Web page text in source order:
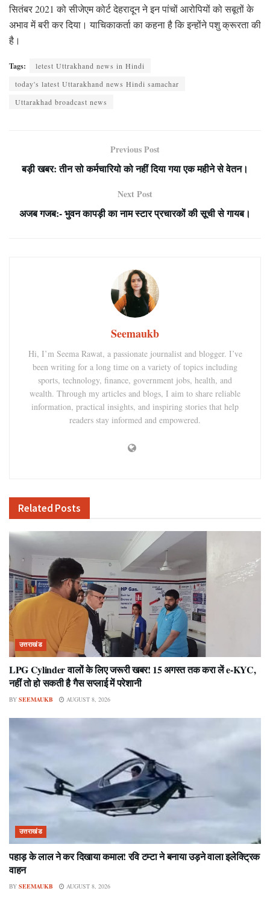
सितंबर 2021 को सीजेएम कोर्ट देहरादून ने इन पांचों आरोपियों को सबूतों के
अभाव में बरी कर दिया। याचिकाकर्ता का कहना है कि इन्होंने पशु क्रूरता की
है।
Tags:
letest Uttrakhand news in Hindi
today's latest Uttarakhand news Hindi samachar
Uttarakhad broadcast news
Previous Post
बड़ी खबर: तीन सो कर्मचारियो को नहीं दिया गया एक महीने से वेतन।
Next Post
अजब गजब:- भुवन कापड़ी का नाम स्टार प्रचारकों की सूची से गायब।
Seemaukb
Hi, I’m Seema Rawat, a passionate journalist and blogger. I’ve
been writing for a long time on a variety of topics including
sports, technology, finance, government jobs, health, and
wealth. Through my articles and blogs, I aim to share reliable
information, practical insights, and inspiring stories that help
readers stay informed and empowered.
Related Posts
उत्तराखंड
LPG Cylinder वालों के लिए जरूरी खबर! 15 अगस्त तक करा लें e-KYC,
नहीं तो हो सकती है गैस सप्लाई में परेशानी
BY SEEMAUKB AUGUST 8, 2026
उत्तराखंड
पहाड़ के लाल ने कर दिखाया कमाल! रवि टम्टा ने बनाया उड़ने वाला इलेक्ट्रिक
वाहन
BY SEEMAUKB AUGUST 8, 2026